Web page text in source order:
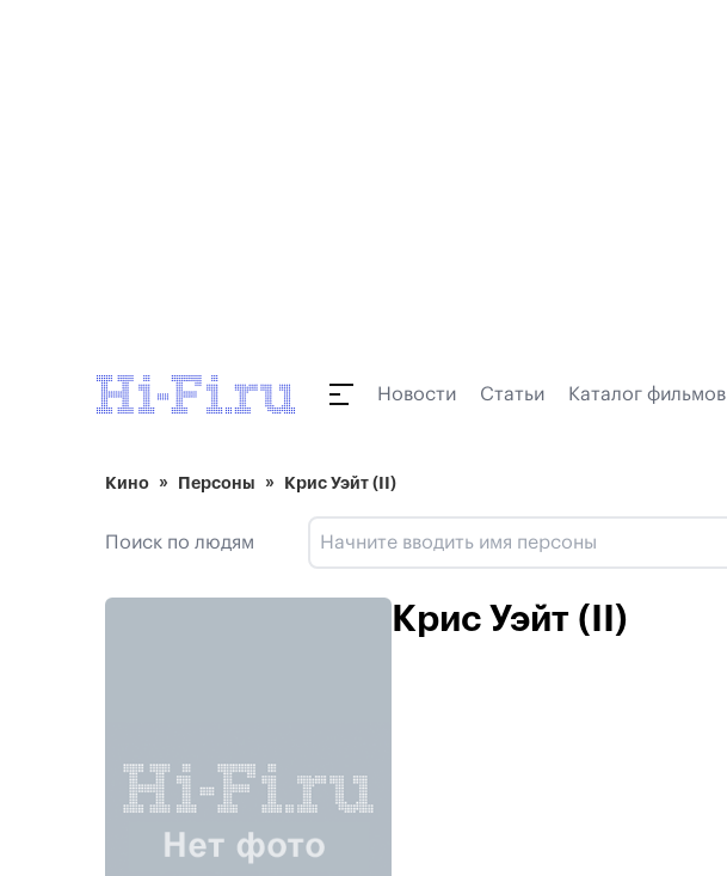
Новости Статьи Каталог фильмов
Кино Персоны Крис Уэйт (II)
Поиск по людям
Крис Уэйт (II)